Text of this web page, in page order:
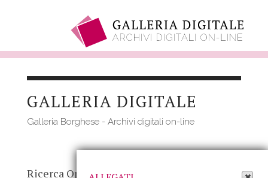
contenutoGALLERIA DIGITALE
Galleria Borghese - Archivi digitali on-line
Ricerca Opere-Risultato